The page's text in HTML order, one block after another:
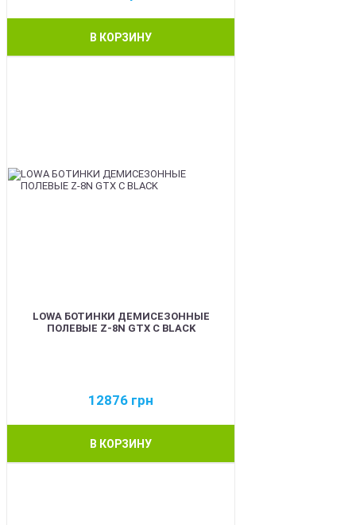
В КОРЗИНУ
LOWA БОТИНКИ ДЕМИСЕЗОННЫЕ
ПОЛЕВЫЕ Z-8N GTX C BLACK
12876 грн
В КОРЗИНУ